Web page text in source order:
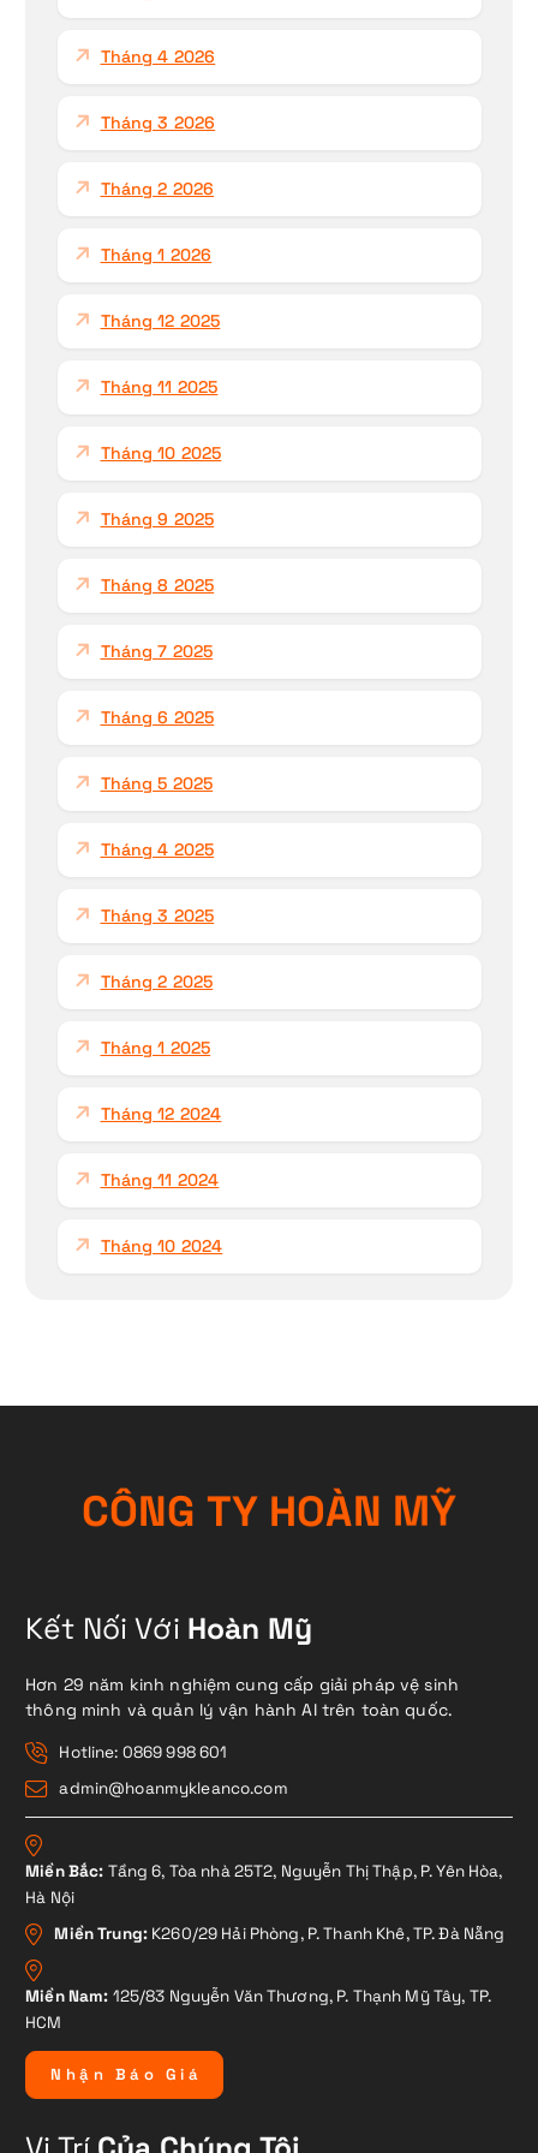
Tháng 4 2026
Tháng 3 2026
Tháng 2 2026
Tháng 1 2026
Tháng 12 2025
Tháng 11 2025
Tháng 10 2025
Tháng 9 2025
Tháng 8 2025
Tháng 7 2025
Tháng 6 2025
Tháng 5 2025
Tháng 4 2025
Tháng 3 2025
Tháng 2 2025
Tháng 1 2025
Tháng 12 2024
Tháng 11 2024
Tháng 10 2024
CÔNG TY HOÀN MỸ
Kết Nối Với Hoàn Mỹ
Hơn 29 năm kinh nghiệm cung cấp giải pháp vệ sinh
thông minh và quản lý vận hành AI trên toàn quốc.
Hotline: 0869 998 601
admin@hoanmykleanco.com
Miền Bắc: Tầng 6, Tòa nhà 25T2, Nguyễn Thị Thập, P. Yên Hòa,
Hà Nội
Miền Trung: K260/29 Hải Phòng, P. Thanh Khê, TP. Đà Nẵng
Miền Nam: 125/83 Nguyễn Văn Thương, P. Thạnh Mỹ Tây, TP.
HCM
N hậ n B á o G i á